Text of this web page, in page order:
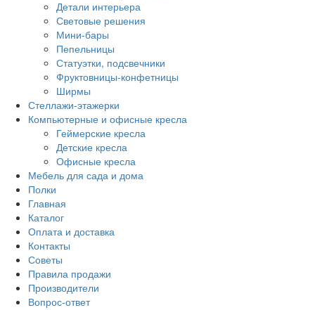
Детали интерьера
Световые решения
Мини-бары
Пепельницы
Статуэтки, подсвечники
Фруктовницы-конфетницы
Ширмы
Стеллажи-этажерки
Компьютерные и офисные кресла
Геймерские кресла
Детские кресла
Офисные кресла
Мебель для сада и дома
Полки
Главная
Каталог
Оплата и доставка
Контакты
Советы
Правила продажи
Производители
Вопрос-ответ